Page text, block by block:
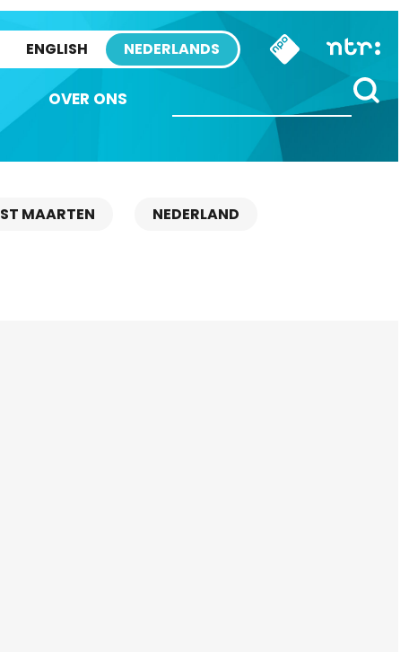
ENGLISH NEDERLANDS
OVER ONS
ST MAARTEN NEDERLAND